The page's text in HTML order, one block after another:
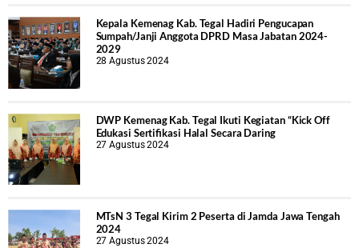
Kepala Kemenag Kab. Tegal Hadiri Pengucapan
Sumpah/Janji Anggota DPRD Masa Jabatan 2024-
2029
28 Agustus 2024
DWP Kemenag Kab. Tegal Ikuti Kegiatan “Kick Off
Edukasi Sertifikasi Halal Secara Daring
27 Agustus 2024
MTsN 3 Tegal Kirim 2 Peserta di Jamda Jawa Tengah
2024
27 Agustus 2024